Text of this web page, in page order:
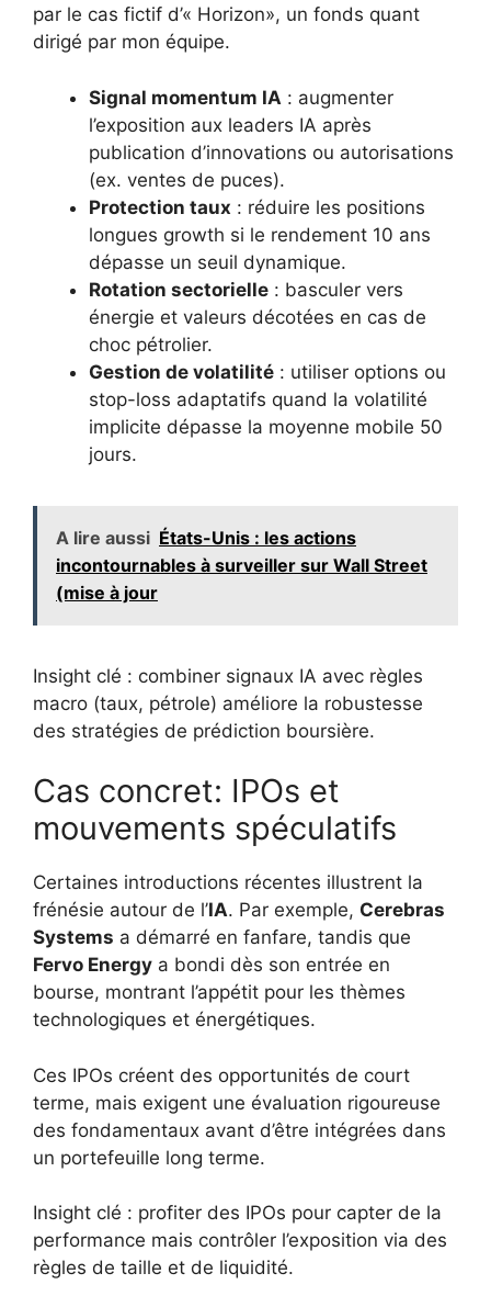
par le cas fictif d’« Horizon», un fonds quant
dirigé par mon équipe.
Signal momentum IA : augmenter
l’exposition aux leaders IA après
publication d’innovations ou autorisations
(ex. ventes de puces).
Protection taux : réduire les positions
longues growth si le rendement 10 ans
dépasse un seuil dynamique.
Rotation sectorielle : basculer vers
énergie et valeurs décotées en cas de
choc pétrolier.
Gestion de volatilité : utiliser options ou
stop-loss adaptatifs quand la volatilité
implicite dépasse la moyenne mobile 50
jours.
A lire aussi États-Unis : les actions
incontournables à surveiller sur Wall Street
(mise à jour
Insight clé : combiner signaux IA avec règles
macro (taux, pétrole) améliore la robustesse
des stratégies de prédiction boursière.
Cas concret: IPOs et
mouvements spéculatifs
Certaines introductions récentes illustrent la
frénésie autour de l’IA. Par exemple, Cerebras
Systems a démarré en fanfare, tandis que
Fervo Energy a bondi dès son entrée en
bourse, montrant l’appétit pour les thèmes
technologiques et énergétiques.
Ces IPOs créent des opportunités de court
terme, mais exigent une évaluation rigoureuse
des fondamentaux avant d’être intégrées dans
un portefeuille long terme.
Insight clé : profiter des IPOs pour capter de la
performance mais contrôler l’exposition via des
règles de taille et de liquidité.